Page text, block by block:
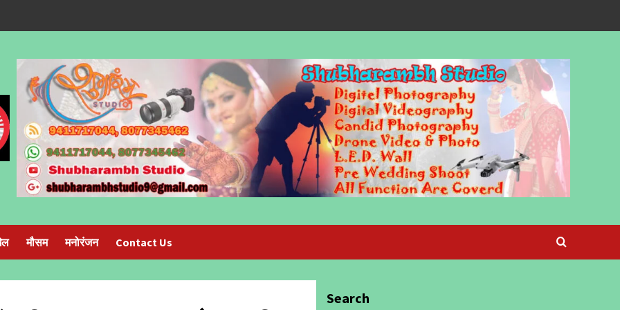
मौसम मनोरंजन Contact Us
Search